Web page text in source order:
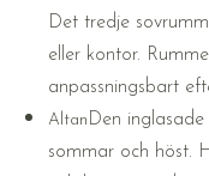
Det tredje
eller kontor.
anpassningsbart
Altan Den
sommar och höst.